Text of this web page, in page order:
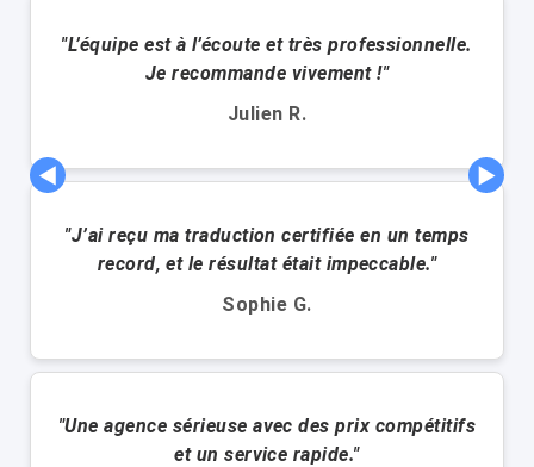
"L’équipe est à l’écoute et très professionnelle.
Je recommande vivement !"
Julien R.
"J’ai reçu ma traduction certifiée en un temps
record, et le résultat était impeccable."
Sophie G.
"Une agence sérieuse avec des prix compétitifs
et un service rapide."
◀ ▶